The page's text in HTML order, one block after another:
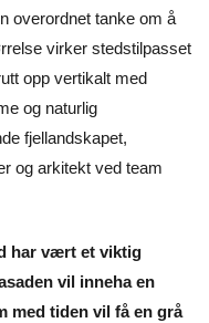
overordnet tanke om å
virker stedstilpasset
opp vertikalt med
og naturlig
fjellandskapet,
og arkitekt ved team
har vært et viktig
vil inneha en
med tiden vil få en grå